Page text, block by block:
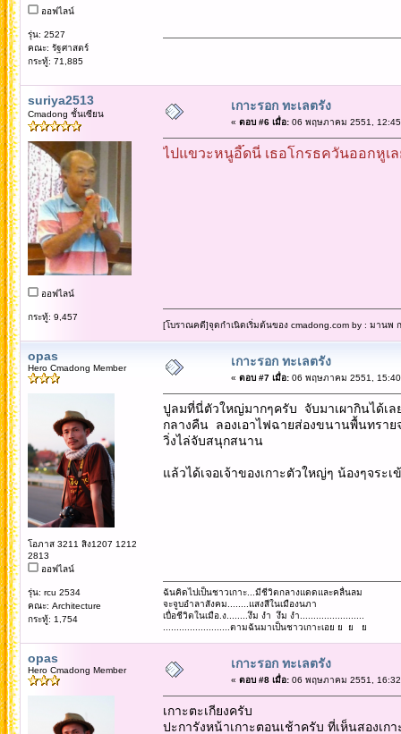
ออฟไลน์
รุ่น: 2527
คณะ: รัฐศาสตร์
กระทู้: 71,885
suriya2513
Cmadong ชั้นเซียน
ออฟไลน์
กระทู้: 9,457
เกาะรอก ทะเลตรัง
« ตอบ #6 เมื่อ:06 พฤษภาคม 2551,
ไปแขวะหนูอี๊ดนี่ เธอโกรธควันออกหูเล
[โบราณคดี]จุดกำเนิดเริ่มต้นของ cmadong.com by : มานพ
opas
Hero Cmadong Member
โอภาส 3211 สิง1207 1212
2813
ออฟไลน์
รุ่น: rcu 2534
คณะ: Architecture
กระทู้: 1,754
เกาะรอก ทะเลตรัง
« ตอบ #7 เมื่อ:06 พฤษภาคม 2551,
ปูลมที่นี่ตัวใหญ่มากๆครับ จับมาเผากินได้เล
กลางคืน ลองเอาไฟฉายส่องขนานพื้นทราย
วิ่งไล่จับสนุกสนาน
แล้วได้เจอเจ้าของเกาะตัวใหญ่ๆ น้องๆจระเ
ฉันคิดไปเป็นชาวเกาะ...มีชีวิตกลางแดดและคลื่นลม
จะจูบอำลาสังคม........แสงสีในเมืองนภา
เบื่อชีวิตในเมือ.ง........งึม งำ งึม งำ........................
.........................ตามฉันมาเป็นชาวเกาะเอย ย ย ย
opas
Hero Cmadong Member เกาะรอก ทะเลตรัง
« ตอบ #8 เมื่อ:06 พฤษภาคม 2551,
เกาะตะเกียงครับ
ปะการังหน้าเกาะตอนเช้าครับ ที่เห็นสองเกา